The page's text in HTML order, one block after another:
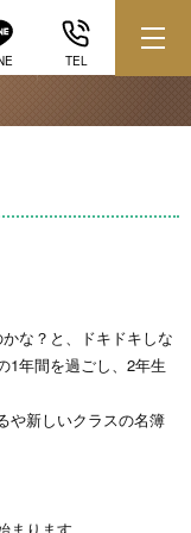
TEL
な？と、ドキドキしな
1年間を過ごし、2年生
や新しいクラスの名簿